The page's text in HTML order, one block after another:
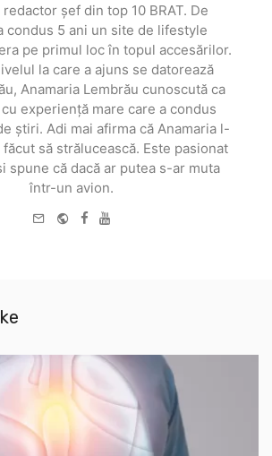
șef din top 10 BRAT. De
condus 5 ani un site de lifestyle
pe primul loc în topul accesărilor.
la care a ajuns se datorează
Anamaria Lembrău cunoscută ca
experiență mare care a condus
știri. Adi mai afirma că Anamaria l-
să strălucească. Este pasionat
spune că dacă ar putea s-ar muta
într-un avion.
e-
WebsiteFacebook